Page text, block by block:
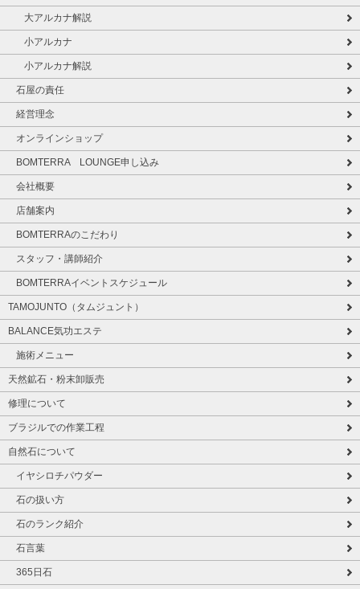
大アルカナ解説
小アルカナ
小アルカナ解説
石屋の責任
経営理念
オンラインショップ
BOMTERRA LOUNGE申し込み
会社概要
店舗案内
BOMTERRAのこだわり
スタッフ・講師紹介
BOMTERRAイベントスケジュール
TAMOJUNTO（タムジュント）
BALANCE気功エステ
施術メニュー
天然鉱石・粉末卸販売
修理について
ブラジルでの作業工程
自然石について
イヤシロチパウダー
石の扱い方
石のランク紹介
石言葉
365日石